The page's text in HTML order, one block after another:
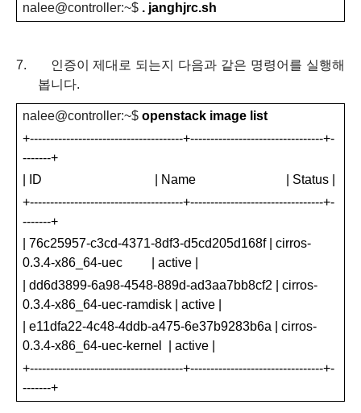
nalee@controller:~$ . janghjrc.sh
7.
인증이 제대로 되는지 다음과 같은 명령어를 실행해
봅니다.
nalee@controller:~$ openstack image list
+--------------------------------------+---------------------------------+-
-------+
| ID
| Name
| Status |
+--------------------------------------+---------------------------------+-
-------+
| 76c25957-c3cd-4371-8df3-d5cd205d168f | cirros-
0.3.4-x86_64-uec
| active |
| dd6d3899-6a98-4548-889d-ad3aa7bb8cf2 | cirros-
0.3.4-x86_64-uec-ramdisk | active |
| e11dfa22-4c48-4ddb-a475-6e37b9283b6a | cirros-
0.3.4-x86_64-uec-kernel
| active |
+--------------------------------------+---------------------------------+-
-------+